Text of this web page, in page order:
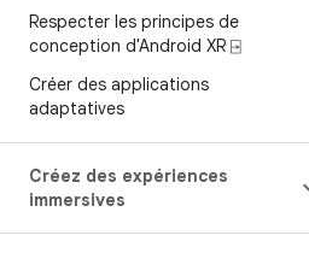
Respecter les principes de
conception d'Android XR ⍈
Créer des applications
adaptatives
Créez des expériences
immersives